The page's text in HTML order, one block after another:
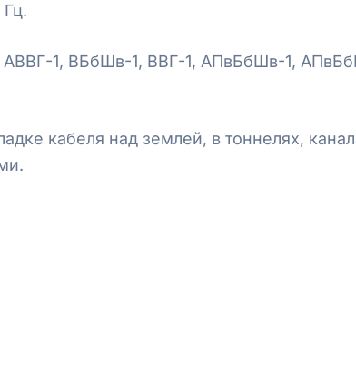
1, ВБбШв-1, ВВГ-1, АПвБбШв-1,
кабеля над землей, в тоннелях,